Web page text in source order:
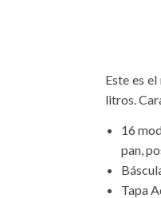
Este es
litros.
16
pan,
Tapa